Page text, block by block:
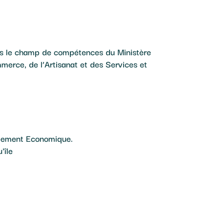
le champ de compétences du Ministère
de l’Artisanat et des Services et
Economique.